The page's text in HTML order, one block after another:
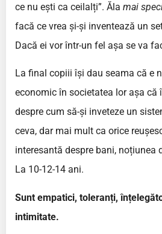
ce nu ești ca ceilalți”. Ăla mai
facă ce vrea și-și inventează un
Dacă ei vor într-un fel așa se va
La final copiii își dau seama că e
economic în societatea lor așa că
despre cum să-și inveteze un
ceva, dar mai mult ca orice
interesantă despre bani, noțiunea
La 10-12-14 ani.
Sunt empatici, toleranți,
intimitate.